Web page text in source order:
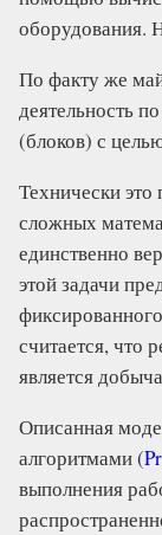
оборудования.
По факту же
деятельность
(блоков) с
Технически это
сложных
единственно
этой задачи
считается, что
является
Описанная
алгоритмами (
выполнения